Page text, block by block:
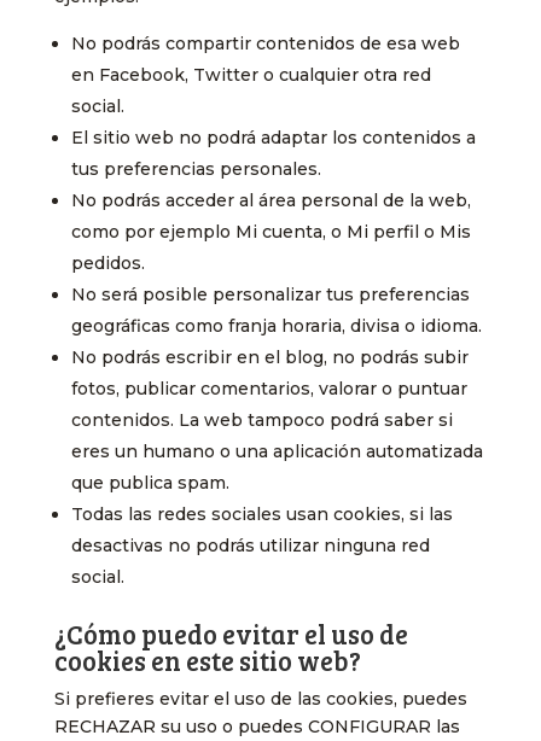
No podrás compartir contenidos de esa web
en Facebook, Twitter o cualquier otra red
social.
El sitio web no podrá adaptar los contenidos a
tus preferencias personales.
No podrás acceder al área personal de la web,
como por ejemplo Mi cuenta, o Mi perfil o Mis
pedidos.
No será posible personalizar tus preferencias
geográficas como franja horaria, divisa o idioma.
No podrás escribir en el blog, no podrás subir
fotos, publicar comentarios, valorar o puntuar
contenidos. La web tampoco podrá saber si
eres un humano o una aplicación automatizada
que publica spam.
Todas las redes sociales usan cookies, si las
desactivas no podrás utilizar ninguna red
social.
¿Cómo puedo evitar el uso de
cookies en este sitio web?
Si prefieres evitar el uso de las cookies, puedes
RECHAZAR su uso o puedes CONFIGURAR las